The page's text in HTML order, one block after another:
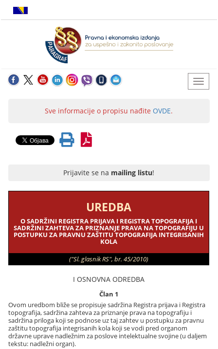
Sve informacije o propisu nađite OVDE.
Prijavite se na mailing listu!
UREDBA
O SADRŽINI REGISTRA PRIJAVA I REGISTRA TOPOGRAFIJA I
SADRŽINI ZAHTEVA ZA PRIZNANJE PRAVA NA TOPOGRAFIJU U
POSTUPKU ZA PRAVNU ZAŠTITU TOPOGRAFIJA INTEGRISANIH
KOLA
("Sl. glasnik RS", br. 45/2010)
I OSNOVNA ODREDBA
Član 1
Ovom uredbom bliže se propisuje sadržina Registra prijava i Registra
topografija, sadržina zahteva za priznanje prava na topografiju i
sadržina priloga koji se podnose uz taj zahtev u postupku za pravnu
zaštitu topografija integrisanih kola koji se vodi pred organom
državne uprave nadležnim za poslove intelektualne svojine (u daljem
tekstu: nadležni organ).